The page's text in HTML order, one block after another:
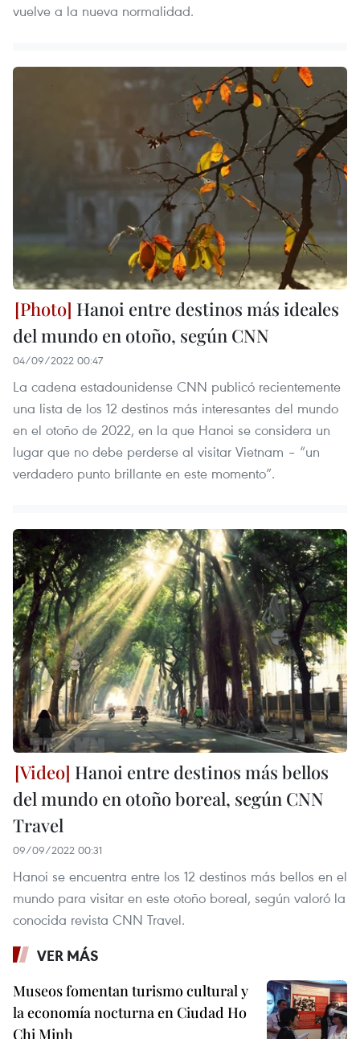
vuelve a la nueva normalidad.
Hanoi entre destinos más ideales
del mundo en otoño, según CNN
04/09/2022 00:47
La cadena estadounidense CNN publicó recientemente
una lista de los 12 destinos más interesantes del mundo
en el otoño de 2022, en la que Hanoi se considera un
lugar que no debe perderse al visitar Vietnam – “un
verdadero punto brillante en este momento”.
Hanoi entre destinos más bellos
del mundo en otoño boreal, según CNN
Travel
09/09/2022 00:31
Hanoi se encuentra entre los 12 destinos más bellos en el
mundo para visitar en este otoño boreal, según valoró la
conocida revista CNN Travel.
VER MÁS
Museos fomentan turismo cultural y
la economía nocturna en Ciudad Ho
Chi Minh